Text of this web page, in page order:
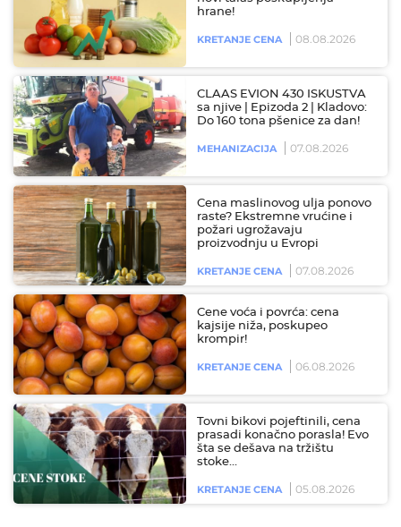
hrane!
KRETANJE CENA 08.08.2026
CLAAS EVION 430 ISKUSTVA
sa njive | Epizoda 2 | Kladovo:
Do 160 tona pšenice za dan!
MEHANIZACIJA 07.08.2026
Cena maslinovog ulja ponovo
raste? Ekstremne vrućine i
požari ugrožavaju
proizvodnju u Evropi
KRETANJE CENA 07.08.2026
Cene voća i povrća: cena
kajsije niža, poskupeo
krompir!
KRETANJE CENA 06.08.2026
Tovni bikovi pojeftinili, cena
prasadi konačno porasla! Evo
šta se dešava na tržištu
stoke…
KRETANJE CENA 05.08.2026